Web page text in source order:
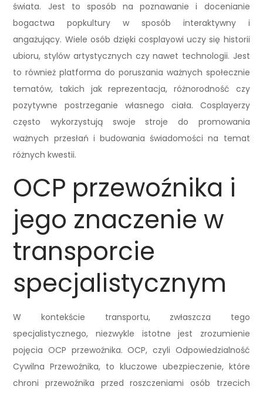
świata. Jest to sposób na poznawanie i docenianie
bogactwa popkultury w sposób interaktywny i
angażujący. Wiele osób dzięki cosplayowi uczy się historii
ubioru, stylów artystycznych czy nawet technologii. Jest
to również platforma do poruszania ważnych społecznie
tematów, takich jak reprezentacja, różnorodność czy
pozytywne postrzeganie własnego ciała. Cosplayerzy
często wykorzystują swoje stroje do promowania
ważnych przesłań i budowania świadomości na temat
różnych kwestii.
OCP przewoźnika i
jego znaczenie w
transporcie
specjalistycznym
W kontekście transportu, zwłaszcza tego
specjalistycznego, niezwykle istotne jest zrozumienie
pojęcia OCP przewoźnika. OCP, czyli Odpowiedzialność
Cywilna Przewoźnika, to kluczowe ubezpieczenie, które
chroni przewoźnika przed roszczeniami osób trzecich